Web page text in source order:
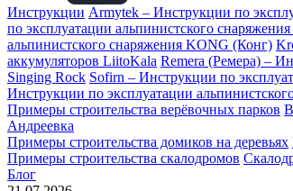
Инструкции Armytek – Инструкции по
по эксплуатации альпинистского
альпинистского снаряжения KONG (Конг)
аккумуляторов LiitoKala Remera (Ремера) –
Singing Rock Sofirn – Инструкции по
Инструкции по эксплуатации
Примеры строительства верёвочных парков
Андреевка
Примеры строительства домиков на деревьях
Примеры строительства скалодромов
Блог